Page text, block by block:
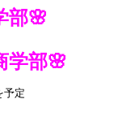
部🌸
学部🌸
予定